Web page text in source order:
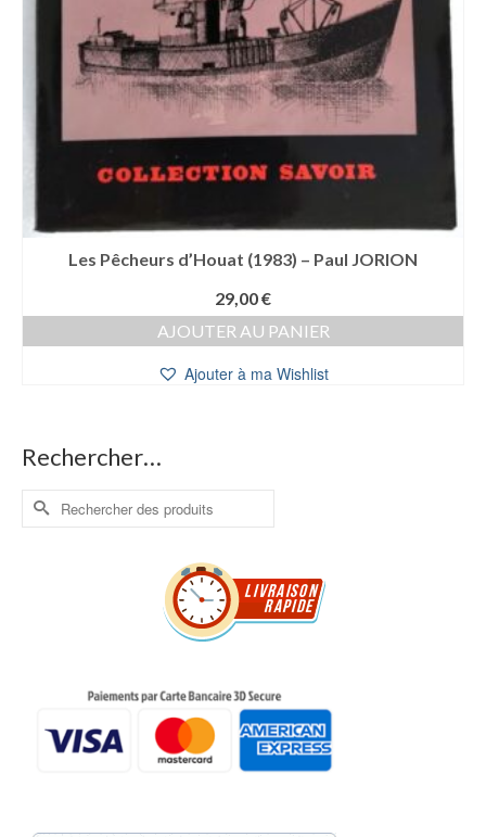
Les Pêcheurs d’Houat (1983) – Paul JORION
29,00€
AJOUTER AU PANIER
Ajouter à ma Wishlist
Rechercher…
Rechercher :